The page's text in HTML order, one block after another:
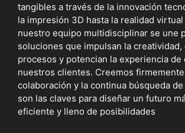
tangibles a través de la innovación
la impresión 3D hasta la realidad virtual
nuestro equipo multidisciplinar se une
soluciones que impulsan la creatividad,
procesos y potencian la experiencia de
nuestros clientes. Creemos
colaboración y la continua búsqueda
son las claves para diseñar un futuro
eficiente y lleno de posibilidades